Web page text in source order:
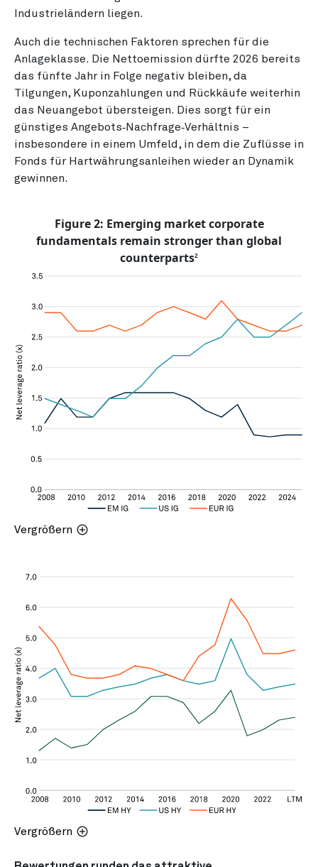
Industrieländern liegen.
Auch die technischen Faktoren sprechen für die
Anlageklasse. Die Nettoemission dürfte 2026 bereits
das fünfte Jahr in Folge negativ bleiben, da
Tilgungen, Kuponzahlungen und Rückkäufe weiterhin
das Neuangebot übersteigen. Dies sorgt für ein
günstiges Angebots‑Nachfrage‑Verhältnis –
insbesondere in einem Umfeld, in dem die Zuflüsse in
Fonds für Hartwährungsanleihen wieder an Dynamik
gewinnen.
Figure 2: Emerging market corporate
fundamentals remain stronger than global
counterparts2
Vergrößern
Vergrößern